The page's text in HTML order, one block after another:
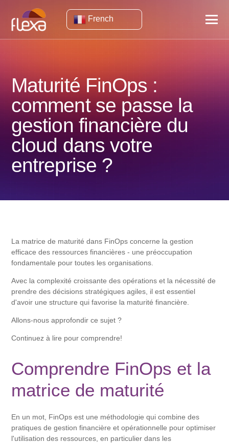
French
Maturité FinOps :
comment se passe la
gestion financière du
cloud dans votre
entreprise ?
La matrice de maturité dans FinOps concerne la gestion
efficace des ressources financières - une préoccupation
fondamentale pour toutes les organisations.
Avec la complexité croissante des opérations et la nécessité de
prendre des décisions stratégiques agiles, il est essentiel
d'avoir une structure qui favorise la maturité financière.
Allons-nous approfondir ce sujet ?
Continuez à lire pour comprendre!
Comprendre FinOps et la
matrice de maturité
En un mot, FinOps est une méthodologie qui combine des
pratiques de gestion financière et opérationnelle pour optimiser
l'utilisation des ressources, en particulier dans les